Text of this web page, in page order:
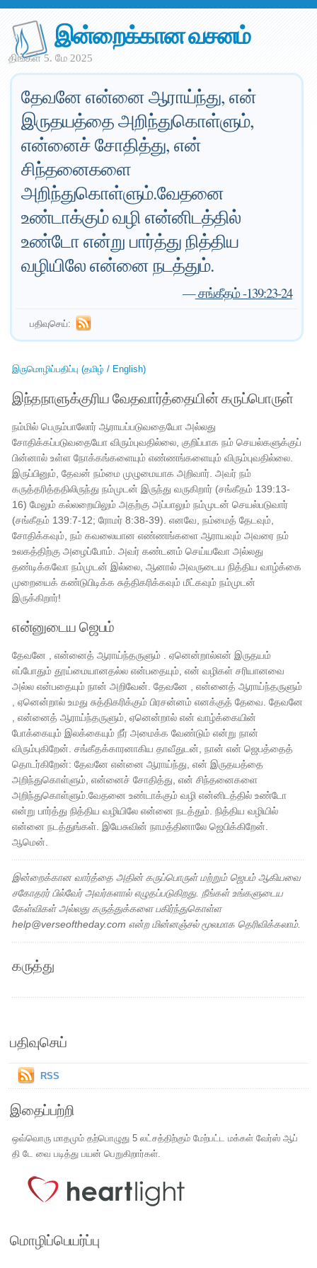
இன்றைக்கான வசனம்
திங்கள் 5. மே 2025
தேவனே என்னை ஆராய்ந்து, என்
இருதயத்தை அறிந்துகொள்ளும்,
என்னைச் சோதித்து, என்
சிந்தனைகளை
அறிந்துகொள்ளும்.வேதனை
உண்டாக்கும் வழி என்னிடத்தில்
உண்டோ என்று பார்த்து நித்திய
வழியிலே என்னை நடத்தும்.
—சங்கீதம் -139:23-24
பதிவுசெய்:
இருமொழிப்பதிப்பு (தமிழ் / English)
இந்தநாளுக்குரிய வேதவார்த்தையின் கருப்பொருள்
நம்மில் பெரும்பாலோர் ஆராயப்படுவதையோ அல்லது
சோதிக்கப்படுவதையோ விரும்புவதில்லை, குறிப்பாக நம் செயல்களுக்குப்
பின்னால் உள்ள நோக்கங்களையும் எண்ணங்களையும் விரும்புவதில்லை.
இருப்பினும், தேவன் நம்மை முழுமையாக அறிவார். அவர் நம்
கருத்தரித்ததிலிருந்து நம்முடன் இருந்து வருகிறார் (சங்கீதம் 139:13-
16) மேலும் கல்லறையிலும் அதற்கு அப்பாலும் நம்முடன் செயல்படுவார்
(சங்கீதம் 139:7-12; ரோமர் 8:38-39). எனவே, நம்மைத் தேடவும்,
சோதிக்கவும், நம் கவலையான எண்ணங்களை ஆராயவும் அவரை நம்
உலகத்திற்கு அழைப்போம். அவர் கண்டனம் செய்யவோ அல்லது
தண்டிக்கவோ நம்முடன் இல்லை, ஆனால் அவருடைய நித்திய வாழ்க்கை
முறையைக் கண்டுபிடிக்க சுத்திகரிக்கவும் மீட்கவும் நம்முடன்
இருக்கிறார்!
என்னுடைய ஜெபம்
தேவனே , என்னைத் ஆராய்ந்தருளும் . ஏனென்றால்என் இருதயம்
எப்போதும் தூய்மையானதல்ல என்பதையும், என் வழிகள் சரியானவை
அல்ல என்பதையும் நான் அறிவேன். தேவனே , என்னைத் ஆராய்ந்தருளும்
, ஏனென்றால் உமது சுத்திகரிக்கும் பிரசன்னம் எனக்குத் தேவை. தேவனே
, என்னைத் ஆராய்ந்தருளும், ஏனென்றால் என் வாழ்க்கையின்
போக்கையும் இலக்கையும் நீர் அமைக்க வேண்டும் என்று நான்
விரும்புகிறேன். சங்கீதக்காரனாகிய தாவீதுடன், நான் என் ஜெபத்தைத்
தொடர்கிறேன்: தேவனே என்னை ஆராய்ந்து, என் இருதயத்தை
அறிந்துகொள்ளும், என்னைச் சோதித்து, என் சிந்தனைகளை
அறிந்துகொள்ளும்.வேதனை உண்டாக்கும் வழி என்னிடத்தில் உண்டோ
என்று பார்த்து நித்திய வழியிலே என்னை நடத்தும். நித்திய வழியில்
என்னை நடத்துங்கள். இயேசுவின் நாமத்தினாலே ஜெபிக்கிறேன்.
ஆமென்.
இன்றைக்கான வார்த்தை அதின் கருப்பொருள் மற்றும் ஜெபம் ஆகியவை
சகோதரர் பில்வேர் அவர்களால் எழுதப்படுகிறது. நீங்கள் உங்களுடைய
கேள்விகள் அல்லது கருத்துக்களை பகிர்ந்துகொள்ள
help@verseoftheday.com என்ற மின்னஞ்சல் மூலமாக தெரிவிக்கலாம்.
கருத்து
பதிவுசெய்
RSS
இதைப்பற்றி
ஒவ்வொரு மாதமும் தற்பொழுது 5 லட்சத்திற்கும் மேற்பட்ட மக்கள் வேர்ஸ் ஆப்
தி டே வை படித்து பயன் பெறுகிறார்கள்.
மொழிப்பெயர்ப்பு